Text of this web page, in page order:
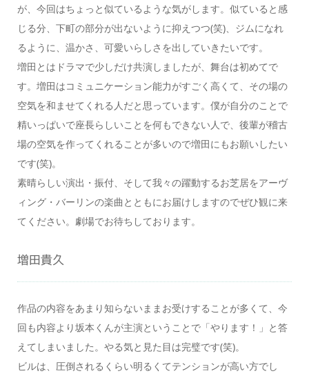
が、今回はちょっと似ているような気がします。似ていると感
じる分、下町の部分が出ないように抑えつつ(笑)、ジムになれ
るように、温かさ、可愛いらしさを出していきたいです。
増田とはドラマで少しだけ共演しましたが、舞台は初めてで
す。増田はコミュニケーション能力がすごく高くて、その場の
空気を和ませてくれる人だと思っています。僕が自分のことで
精いっぱいで座長らしいことを何もできない人で、後輩が稽古
場の空気を作ってくれることが多いので増田にもお願いしたい
です(笑)。
素晴らしい演出・振付、そして我々の躍動するお芝居をアーヴ
ィング・バーリンの楽曲とともにお届けしますのでぜひ観に来
てください。劇場でお待ちしております。
増田貴久
作品の内容をあまり知らないままお受けすることが多くて、今
回も内容より坂本くんが主演ということで「やります！」と答
えてしまいました。やる気と見た目は完璧です(笑)。
ビルは、圧倒されるくらい明るくてテンションが高い方でし